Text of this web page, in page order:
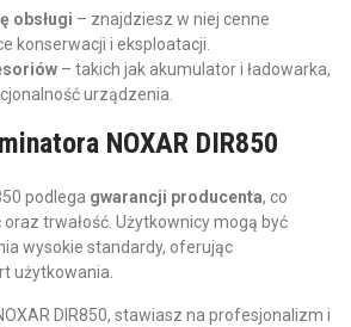
obsługi – znajdziesz w niej cenne
konserwacji i eksploatacji.
– takich jak akumulator i ładowarka,
urządzenia.
NOXAR DIR850
podlega gwarancji producenta, co
trwałość. Użytkownicy mogą być
wysokie standardy, oferując
użytkowania.
DIR850, stawiasz na profesjonalizm i